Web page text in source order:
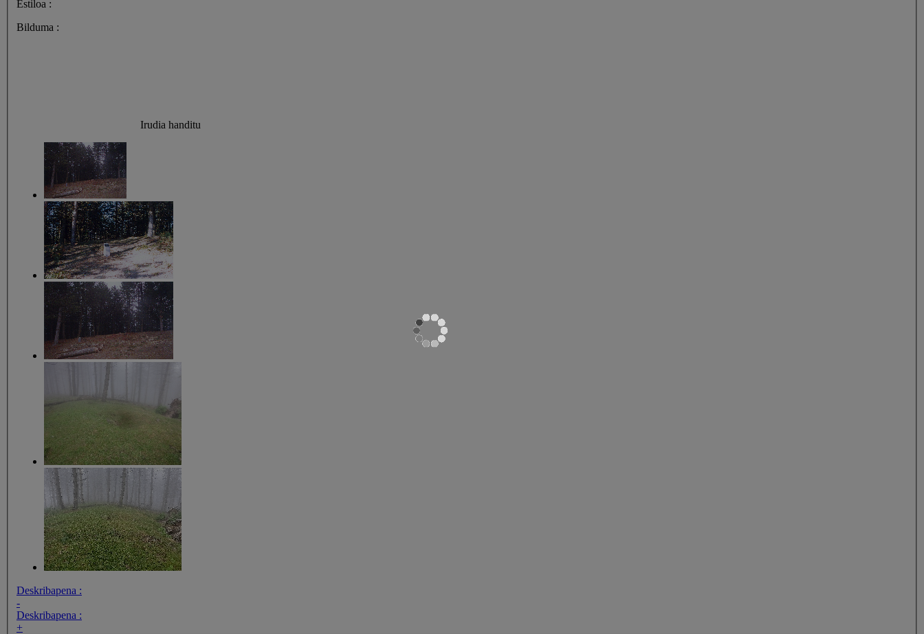
Estiloa :
Bilduma :
Irudia handitu
Deskribapena :
-
Deskribapena :
+